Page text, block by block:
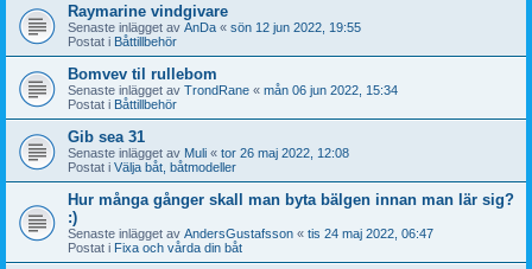
Raymarine vindgivare
Senaste inlägget av AnDa « sön 12 jun 2022, 19:55
Postat i Båttillbehör
Bomvev til rullebom
Senaste inlägget av TrondRane « mån 06 jun 2022, 15:34
Postat i Båttillbehör
Gib sea 31
Senaste inlägget av Muli « tor 26 maj 2022, 12:08
Postat i Välja båt, båtmodeller
Hur många gånger skall man byta bälgen innan man lär sig?
:)
Senaste inlägget av AndersGustafsson « tis 24 maj 2022, 06:47
Postat i Fixa och vårda din båt